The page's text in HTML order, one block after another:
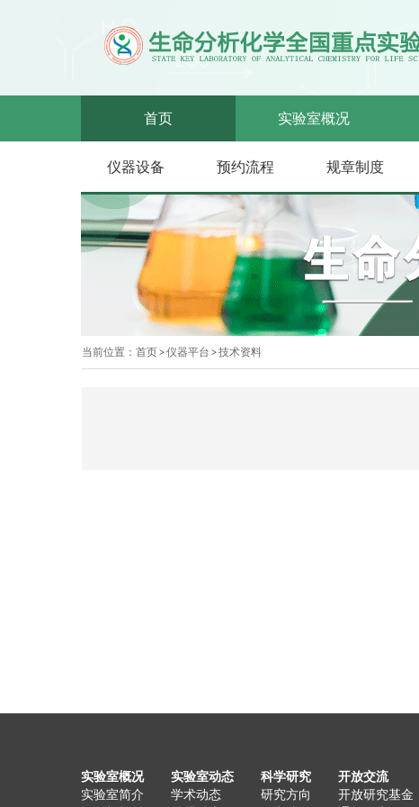
首页 实验室概况
仪器设备 预约流程 规章制度
当前位置： 首页 仪器平台 技术资料
实验室概况
实验室简介
实验室动态
学术动态
科学研究
研究方向
开放交流
开放研究基金